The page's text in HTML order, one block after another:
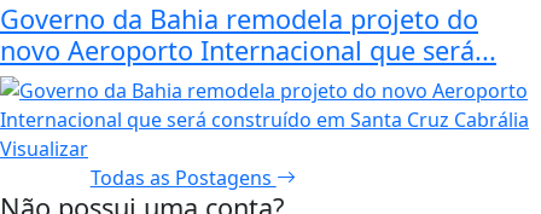
Governo da Bahia remodela projeto do
novo Aeroporto Internacional que será...
Visualizar
Todas as Postagens